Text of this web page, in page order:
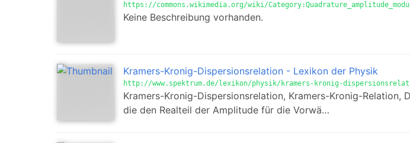
https://commons.wikimedia.org/wiki/
Keine Beschreibung vorhanden.
Kramers-Kronig-Dispersionsrelation - Lexikon der Physik
http://www.spektrum.de/lexikon/physik/kramers-kronig-
Kramers-Kronig-Dispersionsrelation, Kramers-Kronig-Relation,
die den Realteil der Amplitude für die Vorwä…